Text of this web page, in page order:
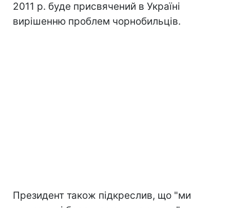
2011 р. буде присвячений в Україні
вирішенню проблем чорнобильців.
Президент також підкреслив, що "ми